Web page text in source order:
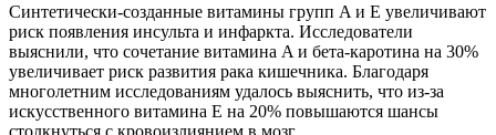
Синтетически-созданные витамины групп A и E увеличивают
риск появления инсульта и инфаркта. Исследователи
выяснили, что сочетание витамина A и бета-каротина на 30%
увеличивает риск развития рака кишечника. Благодаря
многолетним исследованиям удалось выяснить, что из-за
искусственного витамина E на 20% повышаются шансы
столкнуться с кровоизлиянием в мозг.